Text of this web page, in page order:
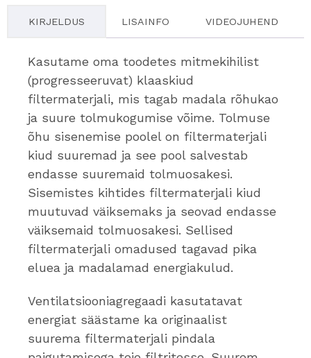
KIRJELDUS LISAINFO VIDEOJUHEND
Kasutame oma toodetes mitmekihilist
(progresseeruvat) klaaskiud
filtermaterjali, mis tagab madala rõhukao
ja suure tolmukogumise võime. Tolmuse
õhu sisenemise poolel on filtermaterjali
kiud suuremad ja see pool salvestab
endasse suuremaid tolmuosakesi.
Sisemistes kihtides filtermaterjali kiud
muutuvad väiksemaks ja seovad endasse
väiksemaid tolmuosakesi. Sellised
filtermaterjali omadused tagavad pika
eluea ja madalamad energiakulud.
Ventilatsiooniagregaadi kasutatavat
energiat säästame ka originaalist
suurema filtermaterjali pindala